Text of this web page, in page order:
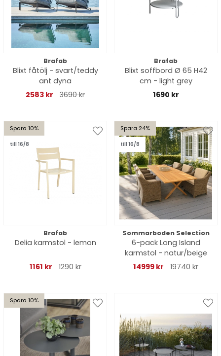
Brafab
Blixt fåtölj - svart/teddy
ant dyna
2583 kr
3690 kr
Brafab
Blixt soffbord Ø 65 H42
cm - light grey
1690 kr
Spara 10%
till 16/8
Brafab
Delia karmstol - lemon
1161 kr 1290 kr
Spara 24%
till 16/8
Sommarboden Selection
6-pack Long Island
karmstol - natur/beige
14999 kr
19740 kr
Spara 10%